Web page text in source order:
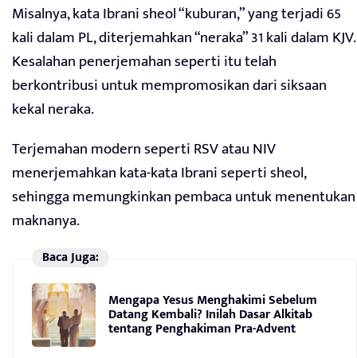
Misalnya, kata Ibrani sheol “kuburan,” yang terjadi 65
kali dalam PL, diterjemahkan “neraka” 31 kali dalam KJV.
Kesalahan penerjemahan seperti itu telah
berkontribusi untuk mempromosikan dari siksaan
kekal neraka.
Terjemahan modern seperti RSV atau NIV
menerjemahkan kata-kata Ibrani seperti sheol,
sehingga memungkinkan pembaca untuk menentukan
maknanya.
Baca Juga:
Mengapa Yesus Menghakimi Sebelum
Datang Kembali? Inilah Dasar Alkitab
tentang Penghakiman Pra-Advent